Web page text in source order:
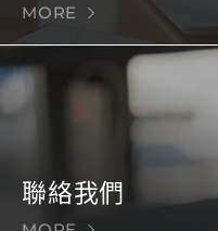
MORE
聯絡我們